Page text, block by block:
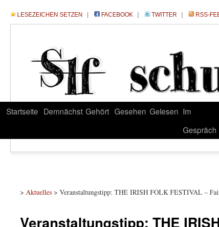
LESEZEICHEN SETZEN FACEBOOK TWITTER RSS-
Startseite Demnächst Gehört Gesehen Gelesen Im
Gespräch
> Aktuelles > Veranstaltungstipp: THE IRISH FOLK FESTIVAL –
Veranstaltungstipp: THE